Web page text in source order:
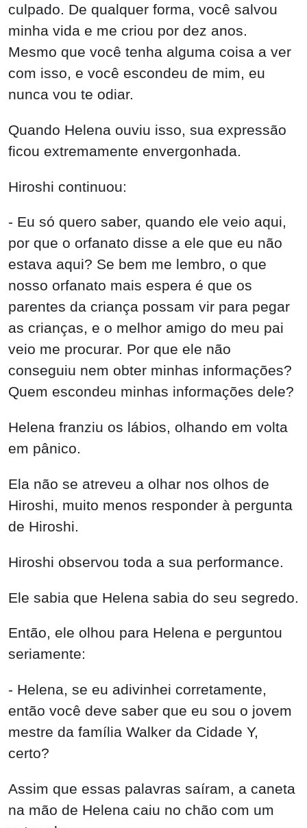
culpado. De qualquer forma, você salvou
minha vida e me criou por dez anos.
Mesmo que você tenha alguma coisa a ver
com isso, e você escondeu de mim, eu
nunca vou te odiar.
Quando Helena ouviu isso, sua expressão
ficou extremamente envergonhada.
Hiroshi continuou:
- Eu só quero saber, quando ele veio aqui,
por que o orfanato disse a ele que eu não
estava aqui? Se bem me lembro, o que
nosso orfanato mais espera é que os
parentes da criança possam vir para pegar
as crianças, e o melhor amigo do meu pai
veio me procurar. Por que ele não
conseguiu nem obter minhas informações?
Quem escondeu minhas informações dele?
Helena franziu os lábios, olhando em volta
em pânico.
Ela não se atreveu a olhar nos olhos de
Hiroshi, muito menos responder à pergunta
de Hiroshi.
Hiroshi observou toda a sua performance.
Ele sabia que Helena sabia do seu segredo.
Então, ele olhou para Helena e perguntou
seriamente: